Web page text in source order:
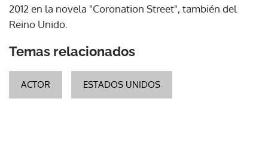
2012 en la novela "Coronation Street", también del
Reino Unido.
Temas relacionados
ACTOR ESTADOS UNIDOS